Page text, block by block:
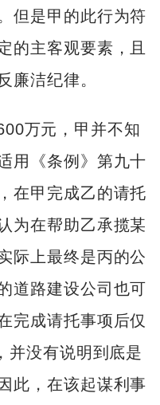
但是甲的此行为符
的主客观要素，且
廉洁纪律。
万元，甲并不知
用《条例》第九十
在甲完成乙的请托
为在帮助乙承揽某
际上最终是丙的公
道路建设公司也可
完成请托事项后仅
并没有说明到底是
此，在该起谋利事